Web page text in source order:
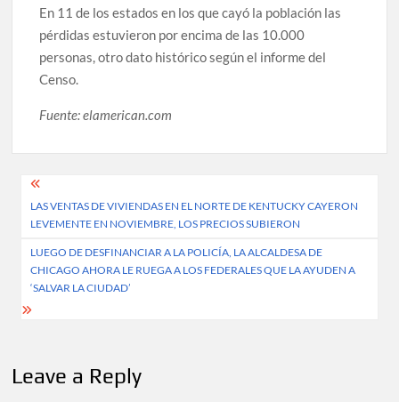
En 11 de los estados en los que cayó la población las
pérdidas estuvieron por encima de las 10.000
personas, otro dato histórico según el informe del
Censo.
Fuente: elamerican.com
Post
navigation
LAS VENTAS DE VIVIENDAS EN EL NORTE DE KENTUCKY CAYERON
LEVEMENTE EN NOVIEMBRE, LOS PRECIOS SUBIERON
LUEGO DE DESFINANCIAR A LA POLICÍA, LA ALCALDESA DE
CHICAGO AHORA LE RUEGA A LOS FEDERALES QUE LA AYUDEN A
‘SALVAR LA CIUDAD’
Leave a Reply